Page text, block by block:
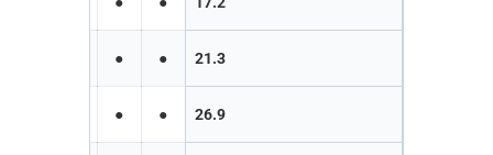
21.3
●
●
26.9
●
●